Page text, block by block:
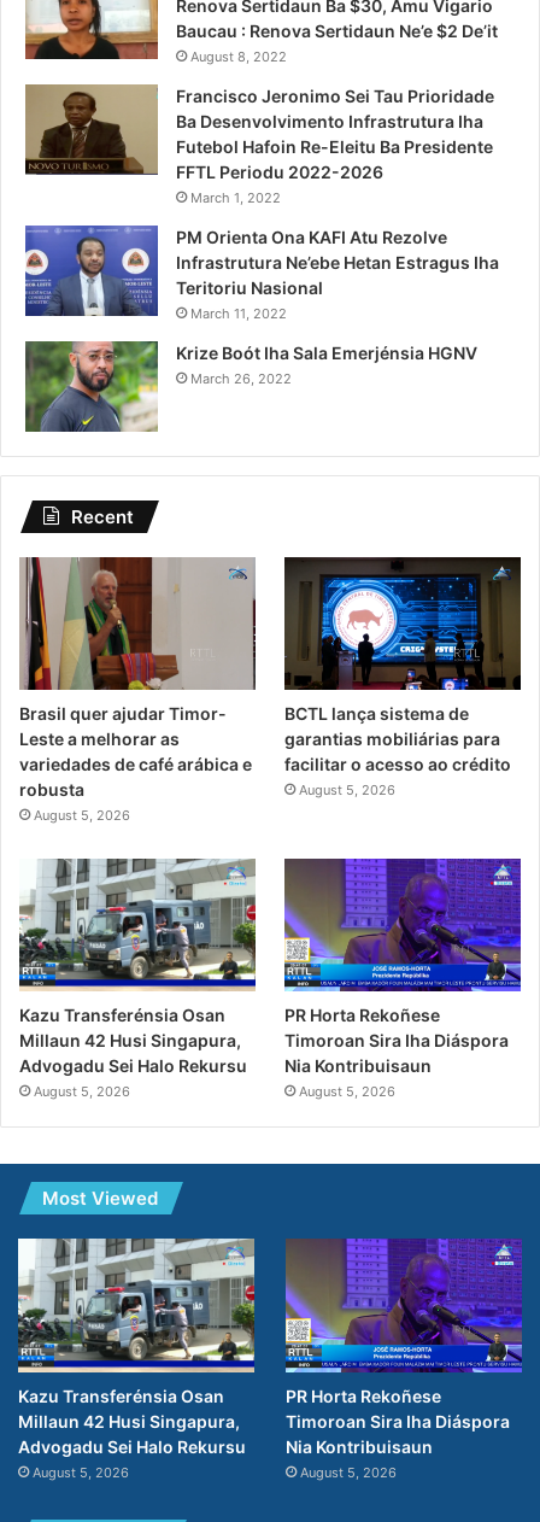
Renova Sertidaun Ba $30, Amu Vigario
Baucau : Renova Sertidaun Ne’e $2 De’it
August 8, 2022
Francisco Jeronimo Sei Tau Prioridade
Ba Desenvolvimento Infrastrutura Iha
Futebol Hafoin Re-Eleitu Ba Presidente
FFTL Periodu 2022-2026
March 1, 2022
PM Orienta Ona KAFI Atu Rezolve
Infrastrutura Ne’ebe Hetan Estragus Iha
Teritoriu Nasional
March 11, 2022
Krize Boót Iha Sala Emerjénsia HGNV
March 26, 2022
Recent
Brasil quer ajudar Timor-
Leste a melhorar as
variedades de café arábica e
robusta
August 5, 2026
BCTL lança sistema de
garantias mobiliárias para
facilitar o acesso ao crédito
August 5, 2026
Kazu Transferénsia Osan
Millaun 42 Husi Singapura,
Advogadu Sei Halo Rekursu
August 5, 2026
PR Horta Rekoñese
Timoroan Sira Iha Diáspora
Nia Kontribuisaun
August 5, 2026
Most Viewed
Kazu Transferénsia Osan
Millaun 42 Husi Singapura,
Advogadu Sei Halo Rekursu
August 5, 2026
PR Horta Rekoñese
Timoroan Sira Iha Diáspora
Nia Kontribuisaun
August 5, 2026